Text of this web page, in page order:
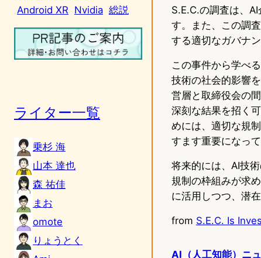
Android XR Nvidia 総説
ライター一覧
乗杉 海
山本 達也
森 祐佳
まお
omote
りょうとく
S.E.C.の調査は、
す。また、この調
する適切なガバナ
この事件から学べ
技術の社会的影響
営層と取締役会の
深刻な結果を招く
めには、適切な規
すます重要になって
将来的には、AI技
規制の枠組みが求
に活用しつつ、潜
from S.E.C. Is
AI（人工知能）ニ